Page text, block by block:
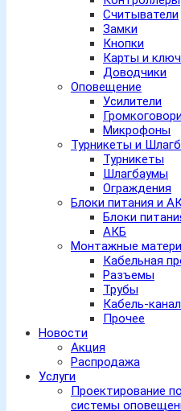
Считыватели
Замки
Кнопки
Карты и
Доводчики
Оповещение
Усилители
Микрофоны
Турникеты и
Турникеты
Шлагбаумы
Ограждения
Блоки питания и
Блоки
АКБ
Монтажные
Кабельная
Разъемы
Трубы
Кабель-канал
Прочее
Новости
Акция
Распродажа
Услуги
Проектирование
системы